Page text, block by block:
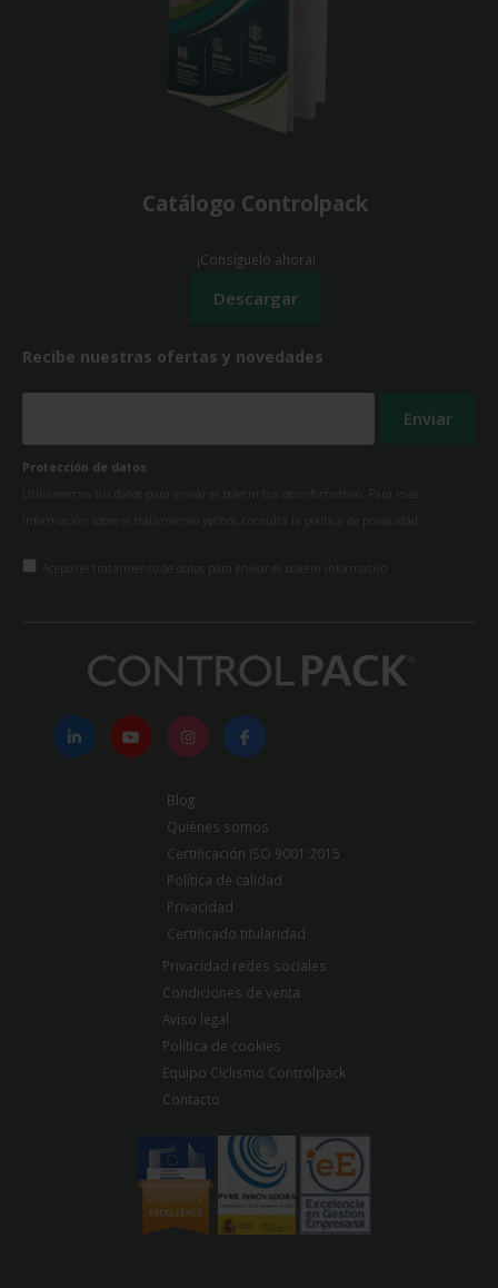
Recibe nuestras ofertas y novedades
Protección de datos
Utilizaremos tus datos para enviar el boletín tus derinformativo. Para más
información sobre el tratamiento yechos, consulta la política de privacidad
Acepto el tratamiento de datos para enviar el boletín informativo
Catálogo Controlpack
¡Consíguelo ahora!
Blog
Quiénes somos
Certificación ISO 9001:2015
Política de calidad
Privacidad
Certificado titularidad
Privacidad redes sociales
Condiciones de venta
Aviso legal
Política de cookies
Equipo Ciclismo Controlpack
Contacto